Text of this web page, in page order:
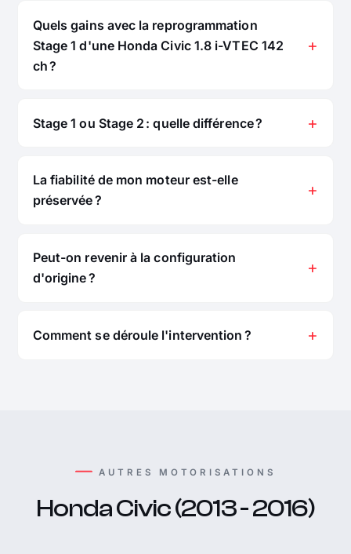
Quels gains avec la reprogrammation
Stage 1 d'une Honda Civic 1.8 i-VTEC 142
ch ?
Stage 1 ou Stage 2 : quelle différence ?
La fiabilité de mon moteur est-elle
préservée ?
Peut-on revenir à la configuration
d'origine ?
Comment se déroule l'intervention ?
AUTRES MOTORISATIONS
Honda Civic (2013 - 2016)